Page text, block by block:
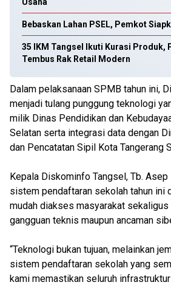
Bebaskan Lahan PSEL, Pemkot
35 IKM Tangsel Ikuti Kurasi Produk,
Tembus Rak Retail Modern
Dalam pelaksanaan SPMB tahun ini,
menjadi tulang punggung teknologi
milik Dinas Pendidikan dan
Selatan serta integrasi data dengan
dan Pencatatan Sipil Kota Tangerang
Kepala Diskominfo Tangsel, Tb. Asep
sistem pendaftaran sekolah tahun ini
mudah diakses masyarakat
gangguan teknis maupun ancaman
“Teknologi bukan tujuan, melainkan
sistem pendaftaran sekolah yang
kami memastikan seluruh